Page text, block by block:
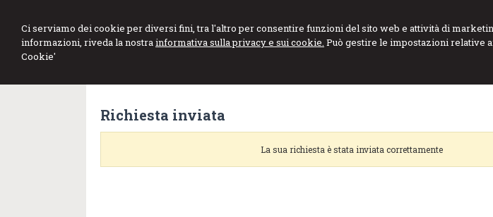
Ci serviamo dei cookie per diversi fini, tra l'altro per consentire funzioni del sito web e attività di
informazioni, riveda la nostrainformativa sulla privacy e sui cookie. Può gestire le impostazioni relative
Cookie'
DE MARCO GENNARO
Studio di Consulenza Fiscale e del Lavoro
Richiesta inviata
La sua richiesta è stata inviata correttamente